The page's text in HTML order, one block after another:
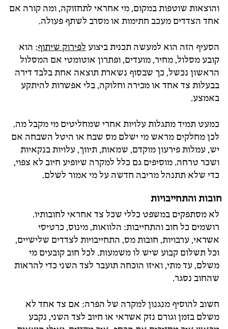
והוצאות שוטפות במקום, מי אחראי לתחזוקה, ומה קורה אם
אחד הצדדים מעכב חתימות או מסרב לשתף פעולה.
הסעיף הזה הוא למעשה תכנית ביצוע לפירוק שיתוף: הוא
קובע מסלול, מחיר, מועדים, ופתרון אוטומטי אם המסלול
הראשון נכשל, כך שבסוף נשארת תוצאה אחת בלבד דירה
בבעלות צד אחד או מכירה וחלוקה, בלי אפשרות להיתקע
באמצע.
כמעט תמיד מתגלות עלויות אחרי שמחליטים מי מקבל מה.
לכן מחלקים מראש מי ישלם מס שבח או היטל השבחה אם
יש, עמלות פירעון מוקדם, שמאות, תיווך, עלויות בנקאיות
ושכר טרחה. מוסיפים גם כלל למקרה שיופיע חיוב לא צפוי,
כדי שלא תתנהל מריבה חדשה על מי אמור לשלם.
חובות והתחייבויות
לא מסתפקים במשפט כללי שכל צד אחראי לחובותיו.
רושמים כל חוב והתחייבות: הלוואות, מינוס, כרטיסי
אשראי, ערבויות, חובות מס, התחייבויות לצדדים שלישיים,
וכל תשלום קבוע שיש לו משמעות. לכל חוב קובעים מי
משלם, עד מתי, ואיזו הוכחה תועבר לצד השני כדי להראות
שהחוב נסגר.
חשוב להוסיף מנגנון למקרה של הפרה: אם צד אחד לא
משלם בזמן וגורם נזק אשראי או חיוב לצד השני, נקבע